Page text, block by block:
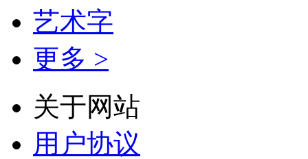
艺术字
更多 >
关于网站
用户协议